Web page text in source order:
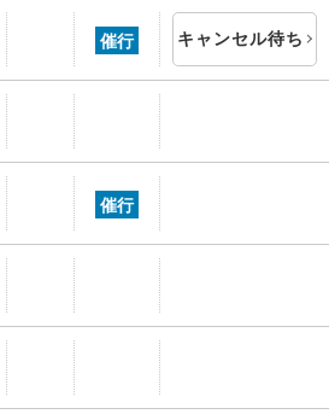
催行 キャンセル待ち
催行